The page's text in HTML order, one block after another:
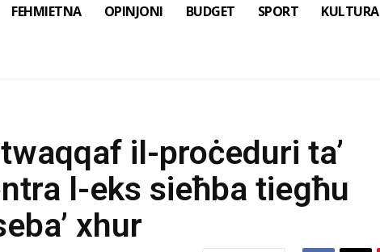
FEHMIETNA OPINJONI BUDGET SPORT KULTURA
il-proċeduri ta’
l-eks sieħba tiegħu
xhur